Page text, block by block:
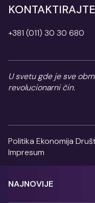
+381 (011) 30 30 680
U svetu gde je sve
revolucionarni čin.
Politika Ekonomija
Impresum
NAJNOVIJE